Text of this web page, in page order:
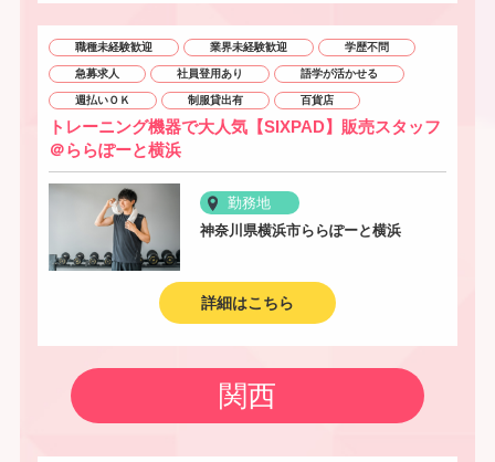
職種未経験歓迎 業界未経験歓迎 学歴不問
急募求人 社員登用あり 語学が活かせる
週払いＯＫ 制服貸出有 百貨店
トレーニング機器で大人気【SIXPAD】販売スタッフ
＠ららぽーと横浜
勤務地
神奈川県横浜市ららぽーと横浜
詳細はこちら
関西